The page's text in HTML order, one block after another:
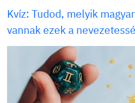
Kvíz: Tudod, melyik
vannak ezek a